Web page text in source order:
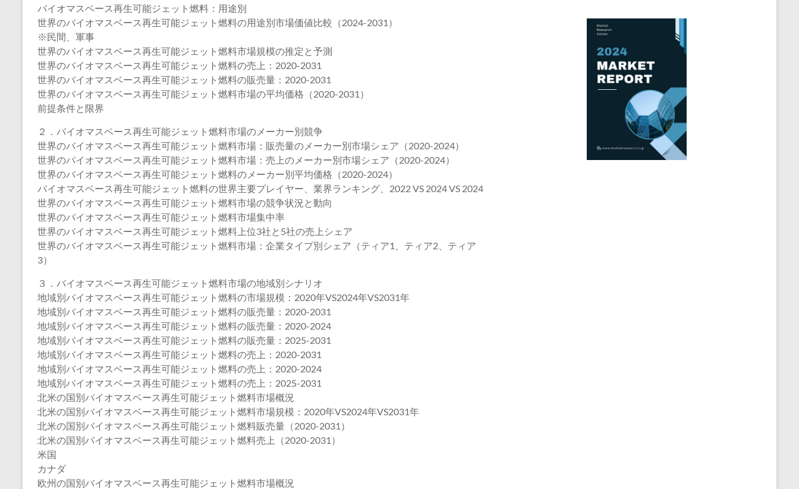
バイオマスベース再生可能ジェット燃料：用途別
世界のバイオマスベース再生可能ジェット燃料の用途別市場価値比較（2024-2031）
※民間、軍事
世界のバイオマスベース再生可能ジェット燃料市場規模の推定と予測
世界のバイオマスベース再生可能ジェット燃料の売上：2020-2031
世界のバイオマスベース再生可能ジェット燃料の販売量：2020-2031
世界のバイオマスベース再生可能ジェット燃料市場の平均価格（2020-2031）
前提条件と限界
２．バイオマスベース再生可能ジェット燃料市場のメーカー別競争
世界のバイオマスベース再生可能ジェット燃料市場：販売量のメーカー別市場シェア（2020-2024）
世界のバイオマスベース再生可能ジェット燃料市場：売上のメーカー別市場シェア（2020-2024）
世界のバイオマスベース再生可能ジェット燃料のメーカー別平均価格（2020-2024）
バイオマスベース再生可能ジェット燃料の世界主要プレイヤー、業界ランキング、2022 VS 2024 VS 2024
世界のバイオマスベース再生可能ジェット燃料市場の競争状況と動向
世界のバイオマスベース再生可能ジェット燃料市場集中率
世界のバイオマスベース再生可能ジェット燃料上位3社と5社の売上シェア
世界のバイオマスベース再生可能ジェット燃料市場：企業タイプ別シェア（ティア1、ティア2、ティア
3）
３．バイオマスベース再生可能ジェット燃料市場の地域別シナリオ
地域別バイオマスベース再生可能ジェット燃料の市場規模：2020年VS2024年VS2031年
地域別バイオマスベース再生可能ジェット燃料の販売量：2020-2031
地域別バイオマスベース再生可能ジェット燃料の販売量：2020-2024
地域別バイオマスベース再生可能ジェット燃料の販売量：2025-2031
地域別バイオマスベース再生可能ジェット燃料の売上：2020-2031
地域別バイオマスベース再生可能ジェット燃料の売上：2020-2024
地域別バイオマスベース再生可能ジェット燃料の売上：2025-2031
北米の国別バイオマスベース再生可能ジェット燃料市場概況
北米の国別バイオマスベース再生可能ジェット燃料市場規模：2020年VS2024年VS2031年
北米の国別バイオマスベース再生可能ジェット燃料販売量（2020-2031）
北米の国別バイオマスベース再生可能ジェット燃料売上（2020-2031）
米国
カナダ
欧州の国別バイオマスベース再生可能ジェット燃料市場概況